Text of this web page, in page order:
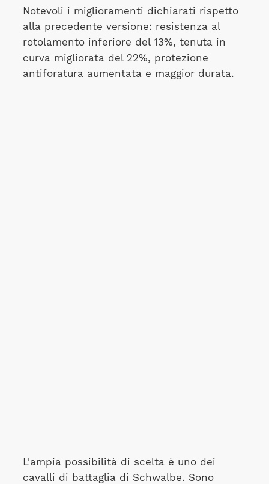
Notevoli i miglioramenti dichiarati rispetto
alla precedente versione: resistenza al
rotolamento inferiore del 13%, tenuta in
curva migliorata del 22%, protezione
antiforatura aumentata e maggior durata.
L'ampia possibilità di scelta è uno dei
cavalli di battaglia di Schwalbe. Sono